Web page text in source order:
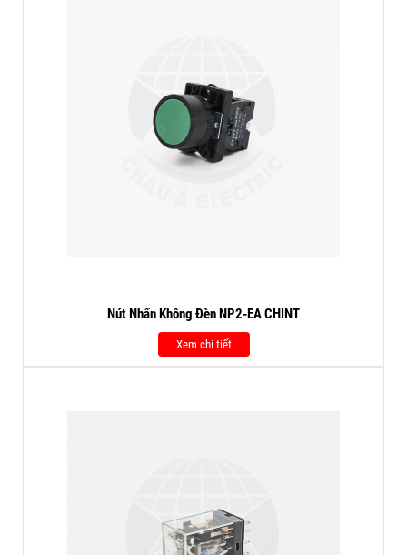
Nút Nhấn Không Đèn NP2-EA CHINT
Xem chi tiết